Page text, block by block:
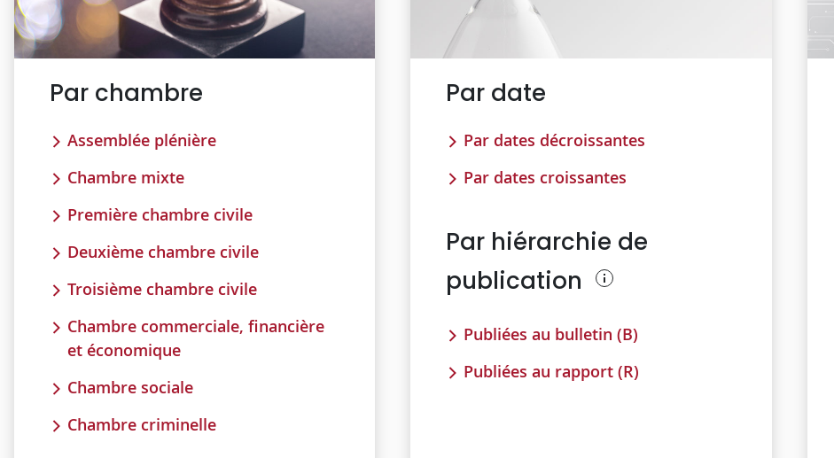
Par chambre
Assemblée plénière
Chambre mixte
Première chambre civile
Deuxième chambre civile
Troisième chambre civile
Chambre commerciale, financière
et économique
Chambre sociale
Chambre criminelle
Par date
Par dates décroissantes
Par dates croissantes
Par hiérarchie de
publication
Publiées au bulletin (B)
Publiées au rapport (R)